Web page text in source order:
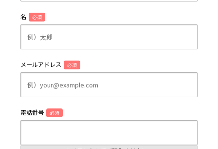
名 必須
メールアドレス 必須
電話番号 必須